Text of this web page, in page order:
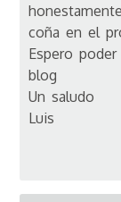
coña en el
Espero
blog
Un saludo
Luis